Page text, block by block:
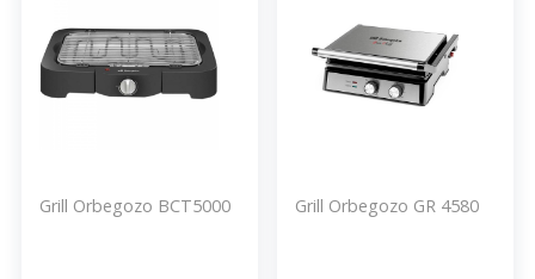
Grill Orbegozo BCT5000 Grill Orbegozo GR 4580